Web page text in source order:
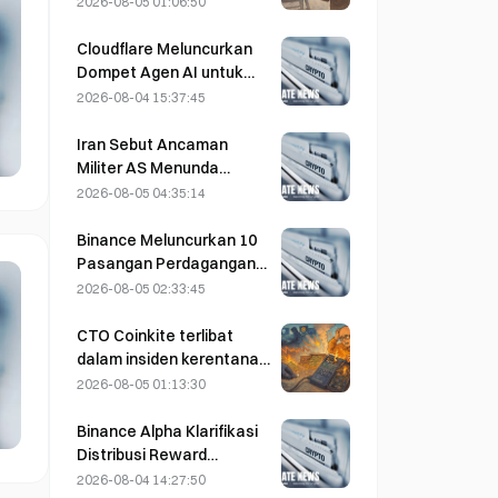
membantahnya dan
mengatakan bahwa
Telegram mengalami
Cloudflare Meluncurkan
Dompet Agen AI untuk
Memungkinkan
Otonom pada 4 Agustus
2026-08-04 15:37:45
Iran Sebut Ancaman
Militer AS Menunda
Kesepakatan Terkait
Oman pada 5 Agustus
2026-08-05 04:35:14
Binance Meluncurkan 10
Pasangan Perdagangan
bStocks Hari Ini Pukul
Menawarkan Biaya Maker
Nol
2026-08-05 02:33:45
CTO Coinkite terlibat
dalam insiden kerentanan
Coldcard yang memicu
serangan dan
mengakibatkan kerugian
sebesar US$114 juta.
2026-08-05 01:13:30
Binance Alpha Klarifikasi
Distribusi Reward
MarsCoin: Reward
2026-08-04 14:27:50